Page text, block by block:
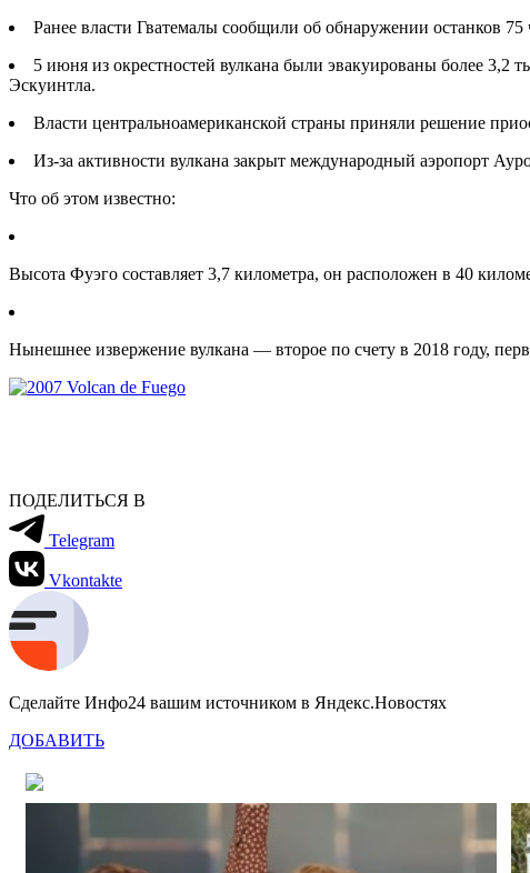
Ранее власти Гватемалы сообщили об обнаружении останков 75
5 июня из окрестностей вулкана были эвакуированы более
Эскуинтла.
Власти центральноамериканской страны приняли решение
Из-за активности вулкана закрыт международный аэропорт
Что об этом известно:
Высота Фуэго составляет 3,7 километра, он расположен в 40
Нынешнее извержение вулкана — второе по счету в 2018 году,
ПОДЕЛИТЬСЯ В
Telegram
Vkontakte
Сделайте Инфо24 вашим источником в Яндекс.Новостях
ДОБАВИТЬ